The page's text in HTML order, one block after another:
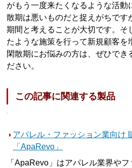
がもう一度来たくなるような活動
散期は悪いものだと捉えがちです
期間と考えることが大切です。そ
たような施策を行って新規顧客を
閑散期にお悩みの方は、ぜひでき
ださい。
この記事に関連する製品
アパレル・ファッション業向け
「ApaRevo」
「ApaRevo」はアパレル業界や